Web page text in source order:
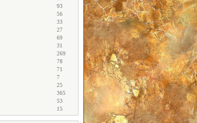
93
56
33
27
69
31
269
78
71
7
25
365
53
15